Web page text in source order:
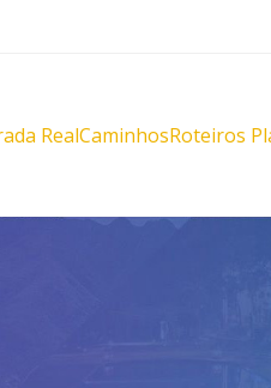
RealCaminhosRoteiros